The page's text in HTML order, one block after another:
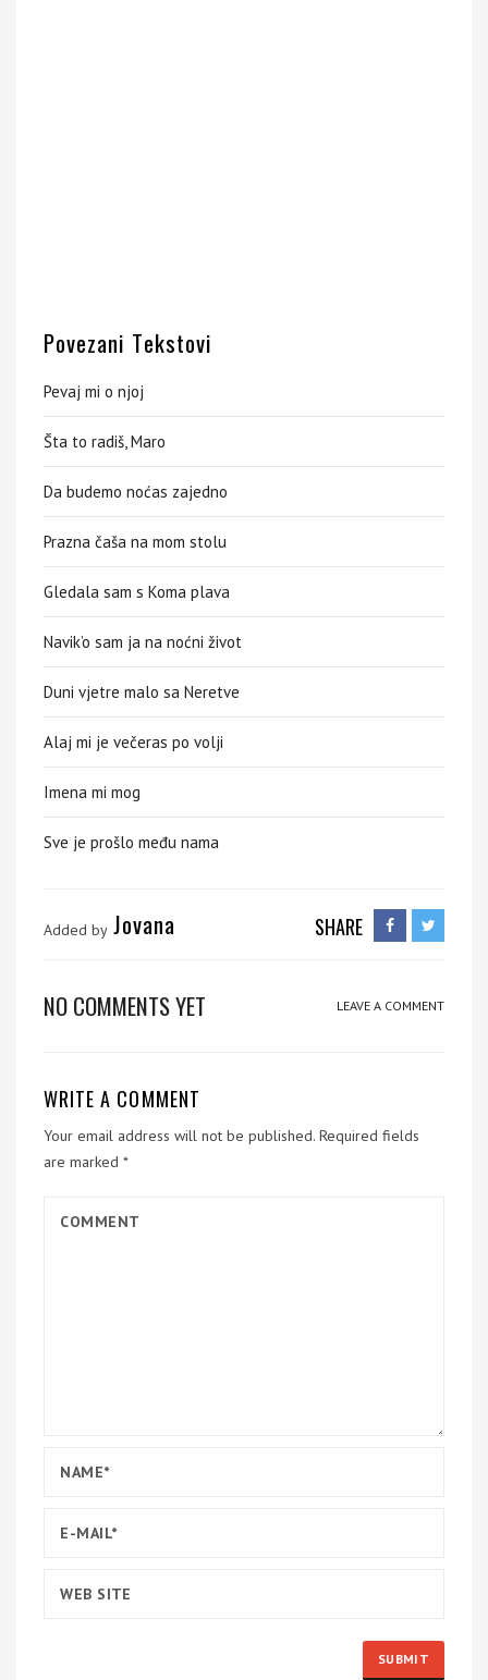
Povezani Tekstovi
Pevaj mi o njoj
Šta to radiš, Maro
Da budemo noćas zajedno
Prazna čaša na mom stolu
Gledala sam s Koma plava
Navik’o sam ja na noćni život
Duni vjetre malo sa Neretve
Alaj mi je večeras po volji
Imena mi mog
Sve je prošlo među nama
Added by Jovana SHARE
NO COMMENTS YET LEAVE A COMMENT
WRITE A COMMENT
Your email address will not be published. Required fields
are marked *